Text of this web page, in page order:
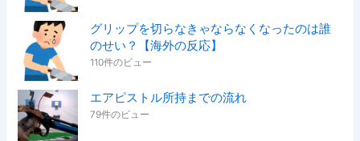
グリップを切らなきゃならなくなったのは誰
のせい？【海外の反応】
110件のビュー
エアピストル所持までの流れ
79件のビュー